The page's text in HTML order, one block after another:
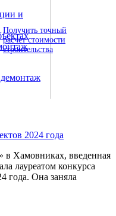
Получить точный
расчет стоимости
строительства
и
2024 года
в Хамовниках, введенная
лауреатом конкурса
года. Она заняла